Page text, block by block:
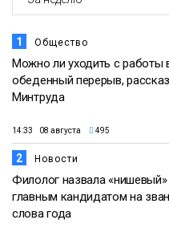
1 Общество
Можно ли уходить с работы
обеденный перерыв,
Минтруда
14:33 08 августа 495
2 Новости
Филолог назвала «нишевый»
главным кандидатом на
слова года